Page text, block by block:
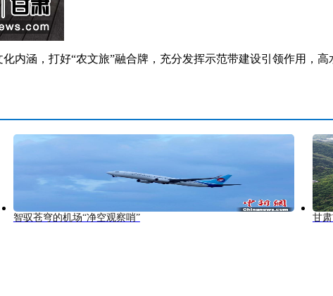
涵，打好“农文旅”融合牌，充分发挥示范带建设引领作用，高
智驭苍穹的机场“净空观察哨” 甘